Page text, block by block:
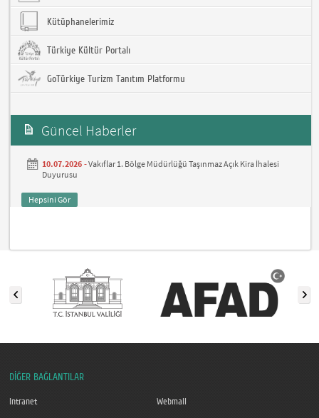
Kütüphanelerimiz
Türkiye Kültür Portalı
GoTürkiye Turizm Tanıtım Platformu
Güncel Haberler
10.07.2026 -Vakıflar 1. Bölge Müdürlüğü Taşınmaz Açık Kira İhalesi
Duyurusu
Hepsini Gör
DİĞER BAĞLANTILAR
Intranet Webmail